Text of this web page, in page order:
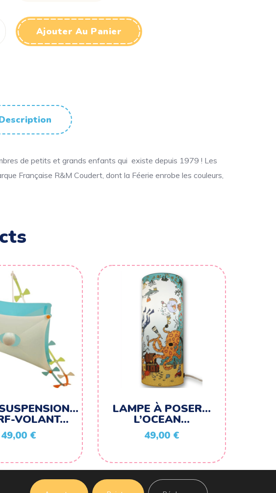
Ajouter Au Panier
de petits et grands enfants qui existe depuis 1979 ! Les
Française R&M Coudert, dont la Féerie enrobe les couleurs,
VOLANT…
49,00 €
LAMPE À POSER…
L’OCEAN…
49,00 €